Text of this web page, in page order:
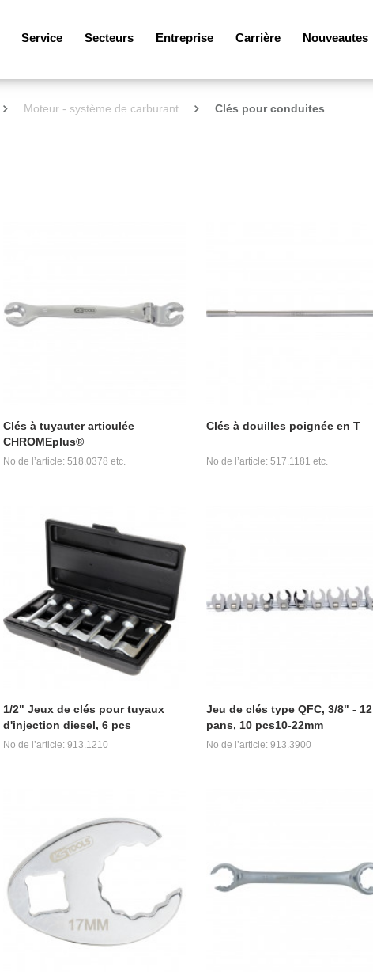
Service Secteurs Entreprise Carrière Nouveautes
Moteur - système de carburant Clés pour conduites
Clés à tuyauter articulée
CHROMEplus®
No de l’article: 518.0378 etc.
Clés à douilles poignée en T
No de l’article: 517.1181 etc.
1/2" Jeux de clés pour tuyaux
d'injection diesel, 6 pcs
No de l’article: 913.1210
Jeu de clés type QFC, 3/8" - 12
pans, 10 pcs10-22mm
No de l’article: 913.3900